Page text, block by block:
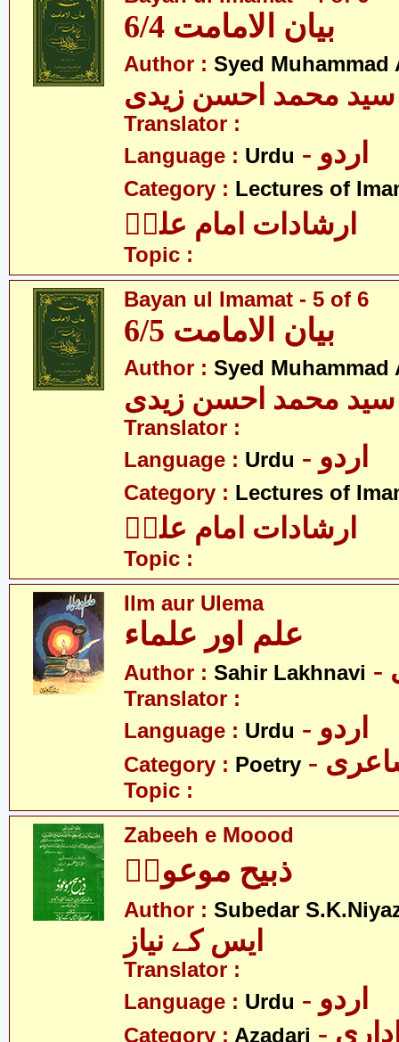
بیان الامامت 6/4
Author : Syed Muhammad
سید محمد احسن زیدی
Translator :
Language : Urdu - اردو
Category : Lectures of
ارشادات امام علیؑ
Topic :
Bayan ul Imamat - 5 of 6
بیان الامامت 6/5
Author : Syed Muhammad
سید محمد احسن زیدی
Translator :
Language : Urdu - اردو
Category : Lectures of
ارشادات امام علیؑ
Topic :
Ilm aur Ulema
علم اور علماء
Author : Sahir Lakhnavi
Translator :
Language : Urdu - اردو
Category : Poetry
Topic :
Zabeeh e Moood
ذبیح موعودؑ
Author : Subedar
ایس کے نیاز
Translator :
Language : Urdu - اردو
Category : Azadari